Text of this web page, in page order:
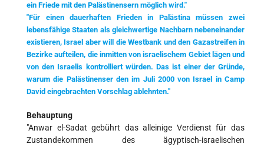
ein Friede mit den Palästinensern möglich wird."
"Für einen dauerhaften Frieden in Palästina müssen zwei
lebensfähige Staaten als gleichwertige Nachbarn nebeneinander
existieren, Israel aber will die Westbank und den Gazastreifen in
Bezirke aufteilen, die inmitten von israelischem Gebiet lägen und
von den Israelis kontrolliert würden. Das ist einer der Gründe,
warum die Palästinenser den im Juli 2000 von Israel in Camp
David eingebrachten Vorschlag ablehnten."
Behauptung
"Anwar el-Sadat gebührt das alleinige Verdienst für das
Zustandekommen des ägyptisch-israelischen